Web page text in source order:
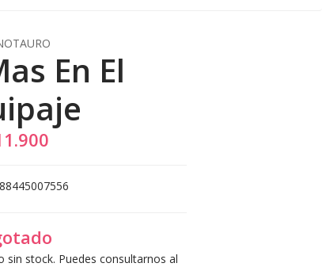
En El
sin stock. Puedes consultarnos al